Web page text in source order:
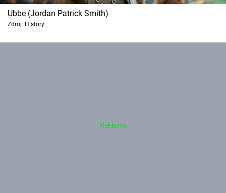
Ubbe (Jordan Patrick Smith)
Zdroj: History